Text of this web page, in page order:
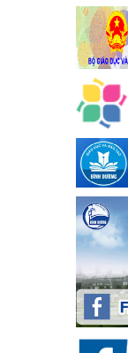
Kế hoạch thực
của Thủ tướng
tranh tội phạm,
tổ chức đánh bạc
Kế hoạch thực
Thủ tướng Chính
phạm, vi phạm
bạc và đánh bạc
Ngày ban hành:
Kế hoạch Tổ
Cát Lần thứ VIII,
Kế hoạch Tổ chức
Lần thứ VIII, năm
Ngày ban hành:
Phối hợp rà soát
Phối hợp rà soát